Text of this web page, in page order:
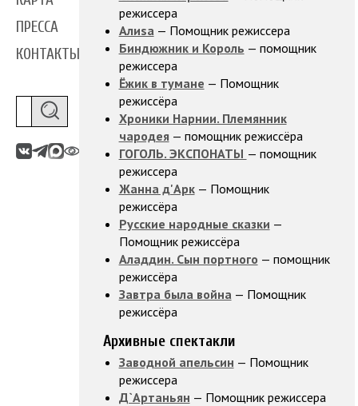
ПРЕССА
КОНТАКТЫ
режиссера
Алиsа— Помощник режиссера
Биндюжник и Король — помощник
режиссера
Ёжик в тумане — Помощник
режиссёра
Хроники Нарнии. Племянник
чародея — помощник режиссёра
ГОГОЛЬ. ЭКСПОНАТЫ — помощник
режиссера
Жанна д'Арк— Помощник
режиссёра
Русские народные сказки —
Помощник режиссёра
Аладдин. Сын портного — помощник
режиссёра
Завтра была война— Помощник
режиссёра
Архивные спектакли
Заводной апельсин — Помощник
режиссера
Д`Артаньян — Помощник режиссера